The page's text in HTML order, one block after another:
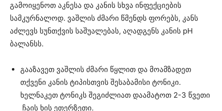
გამოიყენოთ აკნესა და კანის სხვა ინფექციების
სამკურნალოდ. ვაშლის ძმარი წმენდს ფორებს, კანს
აძლევს სუნთქვის საშუალებას, აღადგენს კანის pH
ბალანსს.
გააზავეთ ვაშლის ძმარი წყლით და მოამზადეთ
თქვენი კანის ტიპისთვის შესაბამისი ტონიკი.
ხელნაკეთ ტონიკს შეგიძლიათ დაამატოთ 2-3 წვეთი
ჩაის ხის ეთერზეთი.